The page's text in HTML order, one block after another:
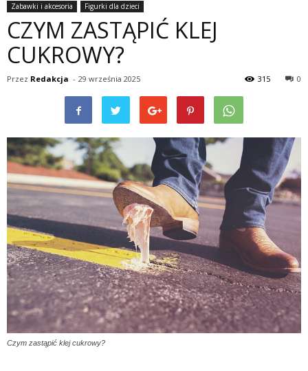
Zabawki i akcesoria Figurki dla dzieci
CZYM ZASTĄPIĆ KLEJ
CUKROWY?
Przez Redakcja - 29 września 2025 0
315
Czym zastąpić klej cukrowy?